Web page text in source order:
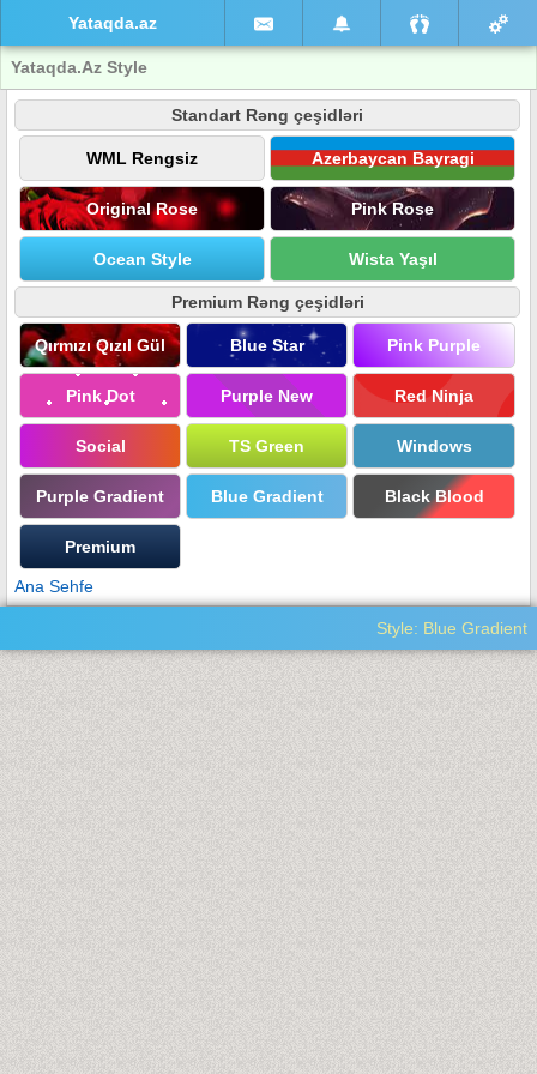
Yataqda.az
Yataqda.Az Style
Standart Rəng çeşidləri
WML Rengsiz Azerbaycan Bayragi
Original Rose Pink Rose
Ocean Style Wista Yaşıl
Premium Rəng çeşidləri
Qırmızı Qızıl Gül Blue Star Pink Purple
Pink Dot Purple New Red Ninja
Social TS Green Windows
Purple Gradient Blue Gradient Black Blood
Premium
Ana Sehfe
Style: Blue Gradient